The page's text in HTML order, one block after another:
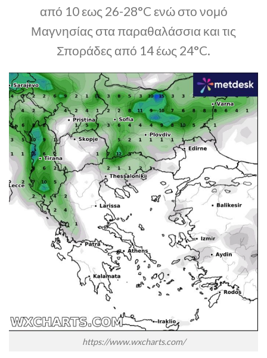
από 10 εως 26-28°C ενώ στο νομό
Μαγνησίας στα παραθαλάσσια και τις
Σποράδες από 14 έως 24°C.
https://www.wxcharts.com/